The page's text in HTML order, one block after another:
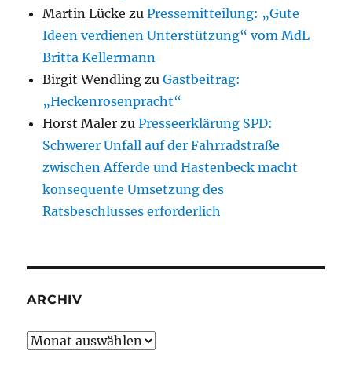
Martin Lücke zuPressemitteilung: „Gute
Ideen verdienen Unterstützung“ vom MdL
Britta Kellermann
Birgit Wendling zuGastbeitrag:
„Heckenrosenpracht“
Horst Maler zuPresseerklärung SPD:
Schwerer Unfall auf der Fahrradstraße
zwischen Afferde und Hastenbeck macht
konsequente Umsetzung des
Ratsbeschlusses erforderlich
ARCHIV
Archiv